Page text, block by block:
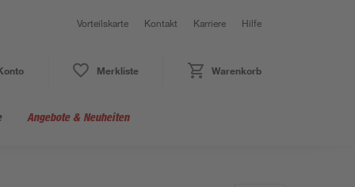
Vorteilskarte Kontakt Karriere Hilfe
Merkliste Warenkorb
Angebote & Neuheiten